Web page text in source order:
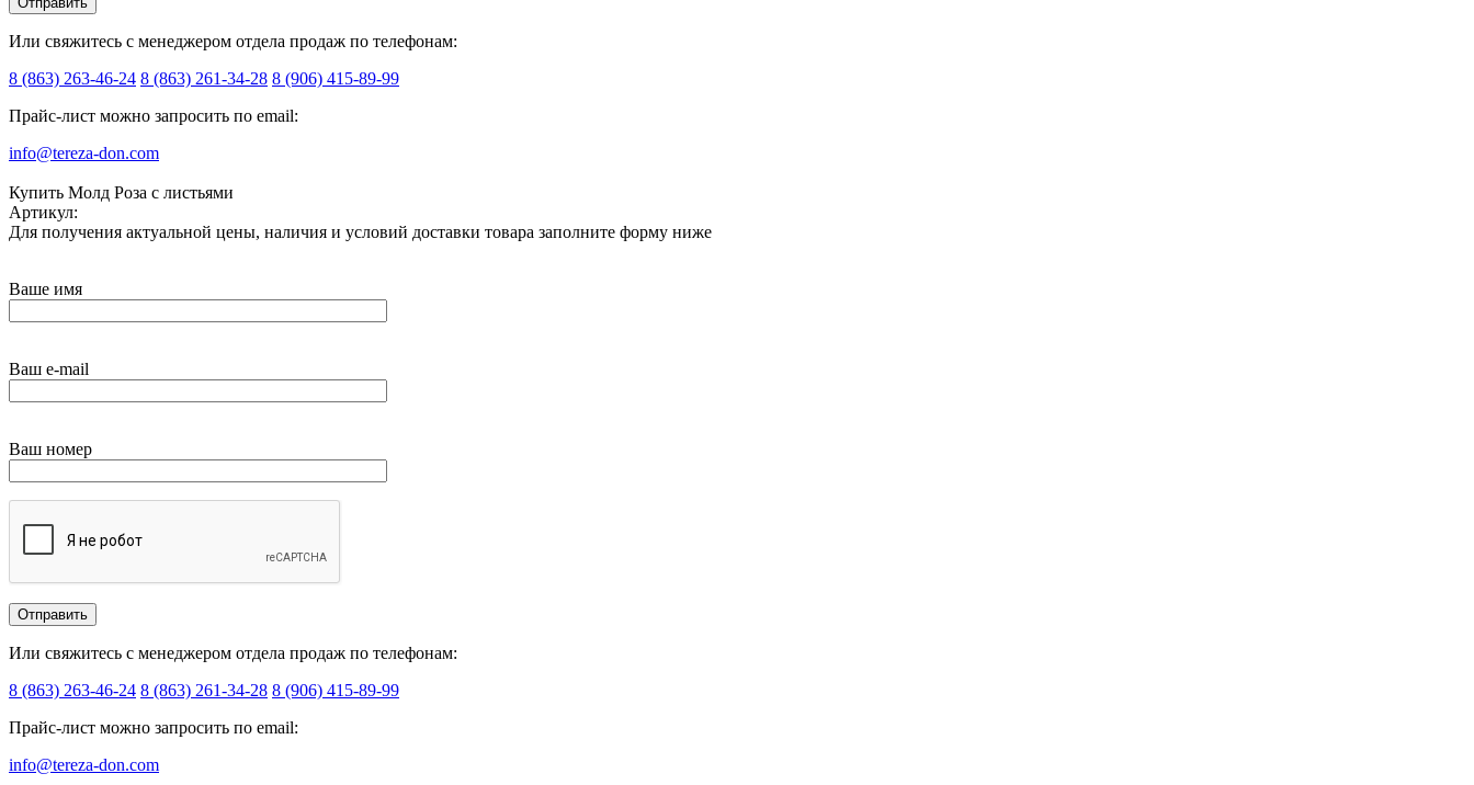
Или свяжитесь с менеджером отдела продаж по телефонам:
8 (863) 263-46-24 8 (863) 261-34-28 8 (906) 415-89-99
Прайс-лист можно запросить по email:
info@tereza-don.com
Купить Молд Роза с листьями
Артикул:
Для получения актуальной цены, наличия и условий доставки товара заполните форму ниже
Ваше имя
Ваш e-mail
Ваш номер
Или свяжитесь с менеджером отдела продаж по телефонам:
8 (863) 263-46-24 8 (863) 261-34-28 8 (906) 415-89-99
Прайс-лист можно запросить по email:
info@tereza-don.com